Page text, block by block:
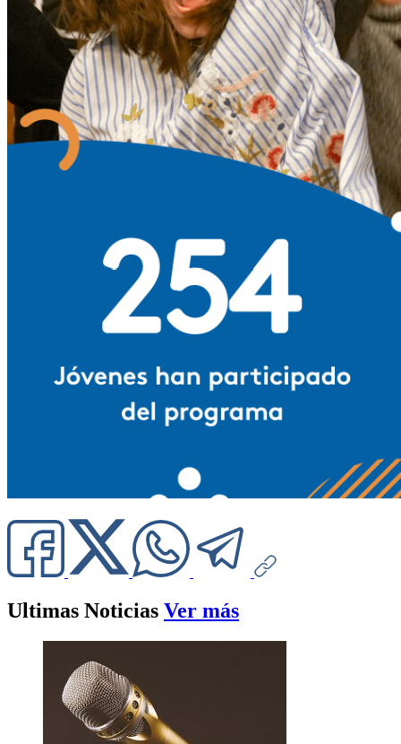
Ultimas Noticias Ver más